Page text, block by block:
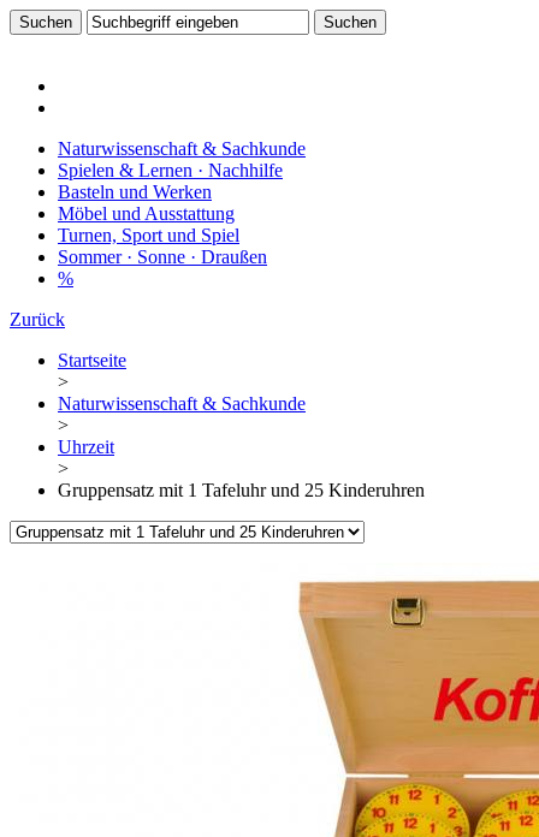
Naturwissenschaft & Sachkunde
Spielen & Lernen · Nachhilfe
Basteln und Werken
Möbel und Ausstattung
Turnen, Sport und Spiel
Sommer · Sonne · Draußen
%
Zurück
Startseite
>
Naturwissenschaft & Sachkunde
>
Uhrzeit
>
Gruppensatz mit 1 Tafeluhr und 25 Kinderuhren